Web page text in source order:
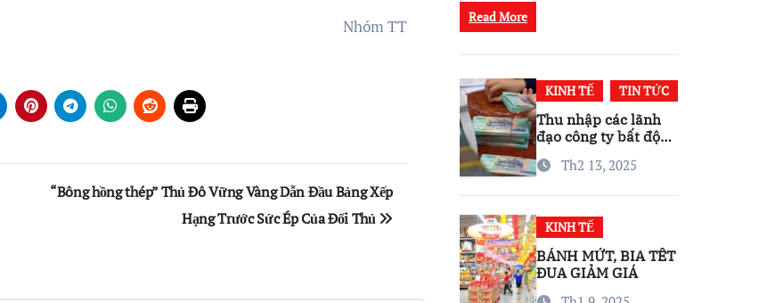
Nhóm TT
“Bông hồng thép” Thủ Đô Vững Vàng Dẫn Đầu Bảng Xếp
Hạng Trước Sức Ép Của Đối Thủ
Read More
KINH TẾ TIN TỨC
Thu nhập các lãnh
đạo công ty bất động
Th2 13, 2025
KINH TẾ
BÁNH MỨT, BIA TẾT
ĐUA GIẢM GIÁ